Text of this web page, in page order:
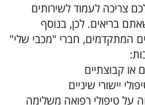
צריכה לעמוד לשירותים
בריאים. לכן, בנוסף
המתקדמים, חברי "מכבי שלי"
או קבוצתיים